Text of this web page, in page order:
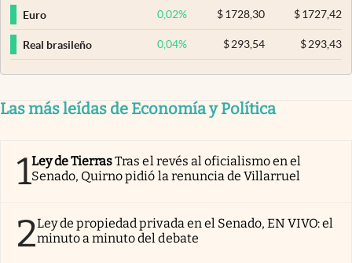
Euro 0,02% $ 1728,30 $1727,42
Real brasileño 0,04% $293,54 $293,43
Las más leídas de Economía y Política
1Ley de TierrasTras el revés al oficialismo en el
Senado, Quirno pidió la renuncia de Villarruel
2Ley de propiedad privada en el Senado, EN VIVO: el
minuto a minuto del debate